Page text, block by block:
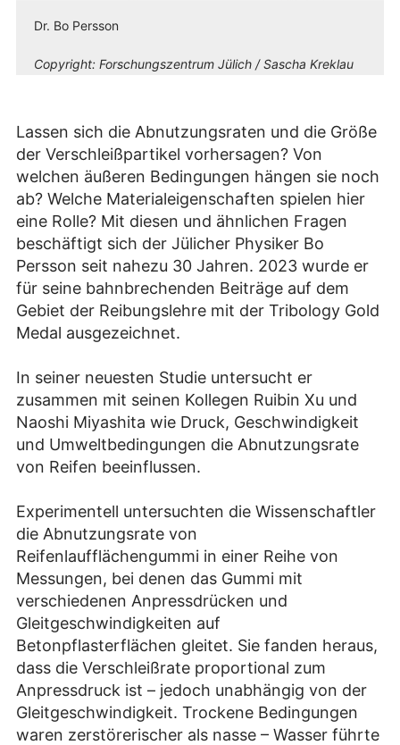
Dr. Bo Persson
Copyright: Forschungszentrum Jülich / Sascha Kreklau
Lassen sich die Abnutzungsraten und die Größe
der Verschleißpartikel vorhersagen? Von
welchen äußeren Bedingungen hängen sie noch
ab? Welche Materialeigenschaften spielen hier
eine Rolle? Mit diesen und ähnlichen Fragen
beschäftigt sich der Jülicher Physiker Bo
Persson seit nahezu 30 Jahren. 2023 wurde er
für seine bahnbrechenden Beiträge auf dem
Gebiet der Reibungslehre mit der Tribology Gold
Medal ausgezeichnet.
In seiner neuesten Studie untersucht er
zusammen mit seinen Kollegen Ruibin Xu und
Naoshi Miyashita wie Druck, Geschwindigkeit
und Umweltbedingungen die Abnutzungsrate
von Reifen beeinflussen.
Experimentell untersuchten die Wissenschaftler
die Abnutzungsrate von
Reifenlaufflächengummi in einer Reihe von
Messungen, bei denen das Gummi mit
verschiedenen Anpressdrücken und
Gleitgeschwindigkeiten auf
Betonpflasterflächen gleitet. Sie fanden heraus,
dass die Verschleißrate proportional zum
Anpressdruck ist – jedoch unabhängig von der
Gleitgeschwindigkeit. Trockene Bedingungen
waren zerstörerischer als nasse – Wasser führte